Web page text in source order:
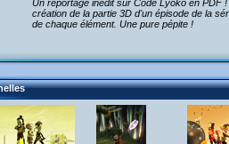
Un reportage inédit sur Code Lyoko en PDF
création de la partie 3D d'un épisode de la
de chaque élément. Une pure pépite !